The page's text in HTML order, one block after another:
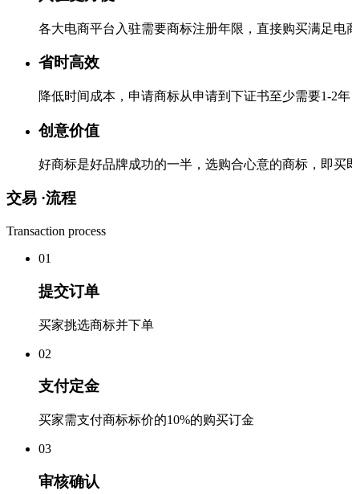
各大电商平台入驻需要商标注册年限，直接购买满足电
省时高效
降低时间成本，申请商标从申请到下证书至少需要1-2年
创意价值
好商标是好品牌成功的一半，选购合心意的商标，即买
交易 ·流程
Transaction process
01
提交订单
买家挑选商标并下单
02
支付定金
买家需支付商标标价的10%的购买订金
03
审核确认